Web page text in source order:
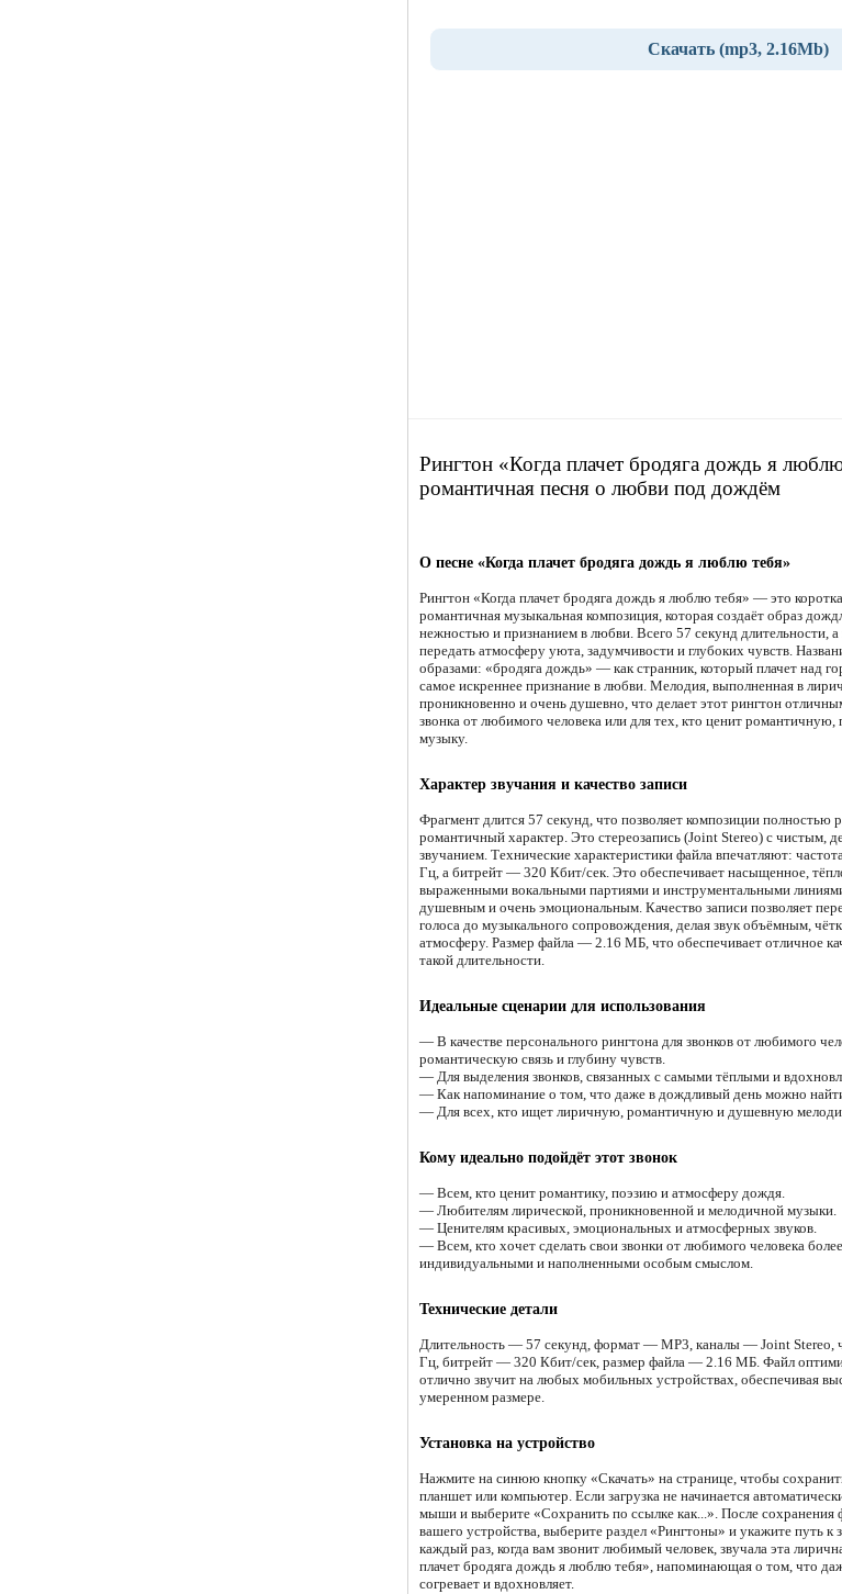
Скачать (mp3, 2.16Mb)
Рингтон «Когда плачет бродяга дождь я
романтичная песня о любви под дождём
О песне «Когда плачет бродяга дождь я люблю тебя»
Рингтон «Когда плачет бродяга дождь я люблю тебя» — это
романтичная музыкальная композиция, которая создаёт образ
нежностью и признанием в любви. Всего 57 секунд длительности,
передать атмосферу уюта, задумчивости и глубоких чувств.
образами: «бродяга дождь» — как странник, который плачет над
самое искреннее признание в любви. Мелодия, выполненная в
проникновенно и очень душевно, что делает этот рингтон
звонка от любимого человека или для тех, кто ценит
музыку.
Характер звучания и качество записи
Фрагмент длится 57 секунд, что позволяет композиции полностью
романтичный характер. Это стереозапись (Joint Stereo) с чистым,
звучанием. Технические характеристики файла впечатляют:
Гц, а битрейт — 320 Кбит/сек. Это обеспечивает насыщенное,
выраженными вокальными партиями и инструментальными
душевным и очень эмоциональным. Качество записи позволяет
голоса до музыкального сопровождения, делая звук объёмным,
атмосферу. Размер файла — 2.16 МБ, что обеспечивает отличное
такой длительности.
Идеальные сценарии для использования
— В качестве персонального рингтона для звонков от любимого
романтическую связь и глубину чувств.
— Для выделения звонков, связанных с самыми тёплыми и
— Как напоминание о том, что даже в дождливый день можно
— Для всех, кто ищет лиричную, романтичную и душевную
Кому идеально подойдёт этот звонок
— Всем, кто ценит романтику, поэзию и атмосферу дождя.
— Любителям лирической, проникновенной и мелодичной музыки.
— Ценителям красивых, эмоциональных и атмосферных звуков.
— Всем, кто хочет сделать свои звонки от любимого человека
индивидуальными и наполненными особым смыслом.
Технические детали
Длительность — 57 секунд, формат — MP3, каналы — Joint Stereo,
Гц, битрейт — 320 Кбит/сек, размер файла — 2.16 МБ. Файл
отлично звучит на любых мобильных устройствах, обеспечивая
умеренном размере.
Установка на устройство
Нажмите на синюю кнопку «Скачать» на странице, чтобы
планшет или компьютер. Если загрузка не начинается
мыши и выберите «Сохранить по ссылке как...». После сохранения
вашего устройства, выберите раздел «Рингтоны» и укажите путь
каждый раз, когда вам звонит любимый человек, звучала эта
плачет бродяга дождь я люблю тебя», напоминающая о том, что
согревает и вдохновляет.